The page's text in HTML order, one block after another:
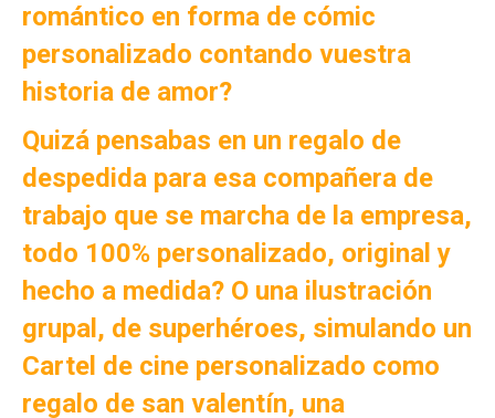
romántico en forma de cómic
personalizado contando vuestra
historia de amor?
Quizá pensabas en un regalo de
despedida para esa compañera de
trabajo que se marcha de la empresa,
todo 100% personalizado, original y
hecho a medida? O una ilustración
grupal, de superhéroes, simulando un
Cartel de cine personalizado como
regalo de san valentín, una